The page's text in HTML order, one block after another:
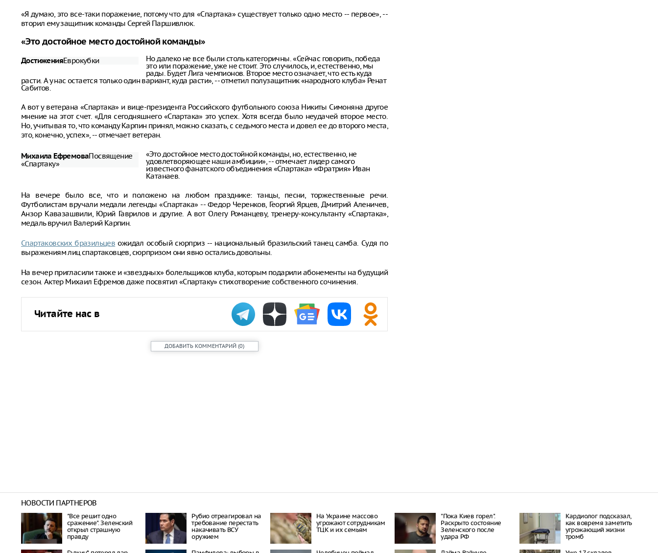
«Я думаю, это все-таки поражение, потому что для «Спартака» существует только одно место -- первое», --
вторил ему защитник команды Сергей Паршивлюк.
«Это достойное место достойной команды»
ДостиженияЕврокубки Но далеко не все были столь категоричны. «Сейчас говорить, победа
это или поражение, уже не стоит. Это случилось, и, естественно, мы
рады. Будет Лига чемпионов. Второе место означает, что есть куда
расти. А у нас остается только один вариант, куда расти», -- отметил полузащитник «народного клуба» Ренат
Сабитов.
А вот у ветерана «Спартака» и вице-президента Российского футбольного союза Никиты Симоняна другое
мнение на этот счет. «Для сегодняшнего «Спартака» это успех. Хотя всегда было неудачей второе место.
Но, учитывая то, что команду Карпин принял, можно сказать, с седьмого места и довел ее до второго места,
это, конечно, успех», -- отмечает ветеран.
Михаила ЕфремоваПосвящение
«Спартаку»
«Это достойное место достойной команды, но, естественно, не
удовлетворяющее наши амбиции», -- отмечает лидер самого
известного фанатского объединения «Спартака» «Фратрия» Иван
Катанаев.
На вечере было все, что и положено на любом празднике: танцы, песни, торжественные речи.
Футболистам вручали медали легенды «Спартака» -- Федор Черенков, Георгий Ярцев, Дмитрий Аленичев,
Анзор Кавазашвили, Юрий Гаврилов и другие. А вот Олегу Романцеву, тренеру-консультанту «Спартака»,
медаль вручил Валерий Карпин.
Спартаковских бразильцев ожидал особый сюрприз -- национальный бразильский танец самба. Судя по
выражениям лиц спартаковцев, сюрпризом они явно остались довольны.
На вечер пригласили также и «звездных» болельщиков клуба, которым подарили абонементы на будущий
сезон. Актер Михаил Ефремов даже посвятил «Спартаку» стихотворение собственного сочинения.
Читайте нас в
ДОБАВИТЬ КОММЕНТАРИЙ (0)
НОВОСТИ ПАРТНЕРОВ
"Все решит одно
сражение". Зеленский
открыл страшную
правду
Рубио отреагировал на
требование перестать
накачивать ВСУ
оружием
На Украине массово
угрожают сотрудникам
ТЦК и их семьям
"Пока Киев горел".
Раскрыто состояние
Зеленского после
удара РФ
Кардиолог подсказал,
как вовремя заметить
угрожающий жизни
тромб